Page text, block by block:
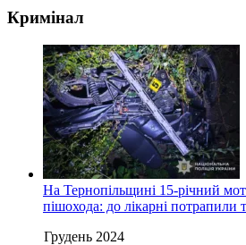
Кримінал
На Тернопільщині 15-річний
пішохода: до лікарні потрапили
Грудень 2024